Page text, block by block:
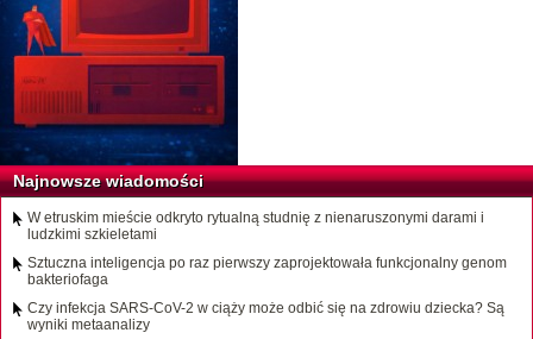
Najnowsze wiadomości
W etruskim mieście odkryto rytualną studnię z nienaruszonymi darami i
ludzkimi szkieletami
Sztuczna inteligencja po raz pierwszy zaprojektowała funkcjonalny genom
bakteriofaga
Czy infekcja SARS-CoV-2 w ciąży może odbić się na zdrowiu dziecka? Są
wyniki metaanalizy